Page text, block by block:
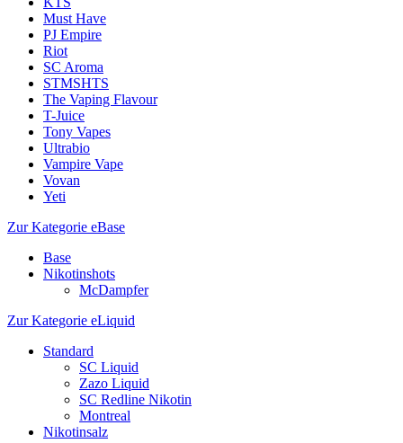
Must Have
PJ Empire
Riot
SC Aroma
STMSHTS
The Vaping Flavour
T-Juice
Tony Vapes
Ultrabio
Vampire Vape
Vovan
Yeti
Zur Kategorie eBase
Base
Nikotinshots
McDampfer
Zur Kategorie eLiquid
Standard
SC Liquid
Zazo Liquid
SC Redline Nikotin
Montreal
Nikotinsalz